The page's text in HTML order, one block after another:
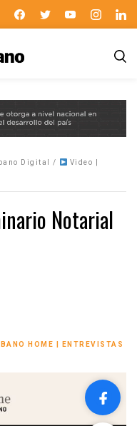
Digital /
Video |
Notarial
HOME
ENTREVISTAS